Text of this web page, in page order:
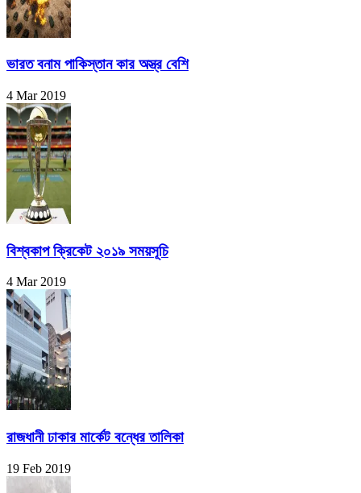
ভারত বনাম পাকিস্তান কার অস্ত্র বেশি
4 Mar 2019
বিশ্বকাপ ক্রিকেট ২০১৯ সময়সূচি
4 Mar 2019
রাজধানী ঢাকার মার্কেট বন্ধের তালিকা
19 Feb 2019